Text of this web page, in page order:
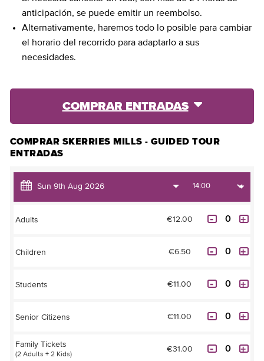
anticipación, se puede emitir un reembolso.
Alternativamente, haremos todo lo posible para cambiar
el horario del recorrido para adaptarlo a sus
necesidades.
COMPRAR ENTRADAS
COMPRAR SKERRIES MILLS - GUIDED TOUR
ENTRADAS
Adults €12.00
Children €6.50
Students €11.00
Senior Citizens €11.00
Family Tickets
(2 Adults + 2 Kids)
€31.00